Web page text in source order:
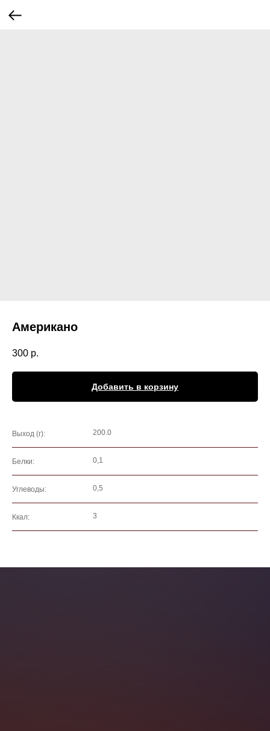
Американо
300 р.
Добавить в корзину
Выход (г): 200.0
Белки: 0,1
Углеводы: 0,5
Ккал: 3